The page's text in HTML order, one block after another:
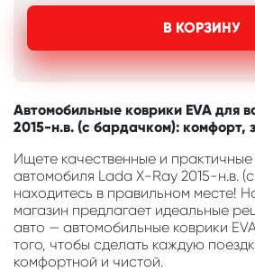
В КОРЗИНУ
Автомобильные коврики EVA для
2015-н.в. (с бардачком): комфорт,
Ищете качественные и практичные
автомобиля Lada X-Ray 2015-н.в.
находитесь в правильном месте!
магазин предлагает идеальные
авто — автомобильные коврики
того, чтобы сделать каждую
комфортной и чистой.